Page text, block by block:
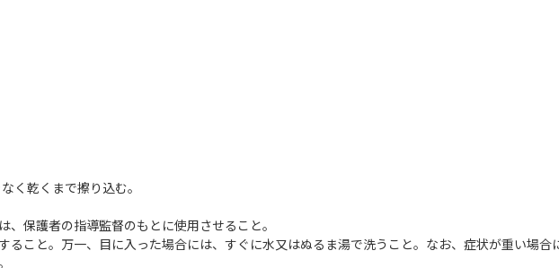
く乾くまで擦り込む。
、保護者の指導監督のもとに使用させること。
ること。万一、目に入った場合には、すぐに水又はぬるま湯で洗うこと。なお、症状が重い場